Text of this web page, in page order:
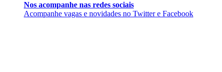
Nos acompanhe nas redes sociais
Acompanhe vagas e novidades no Twitter e Facebook